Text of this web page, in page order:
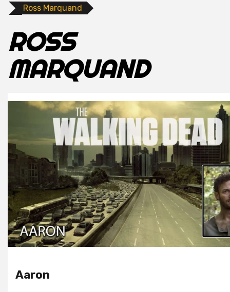
Ross Marquand
ROSS
MARQUAND
Aaron